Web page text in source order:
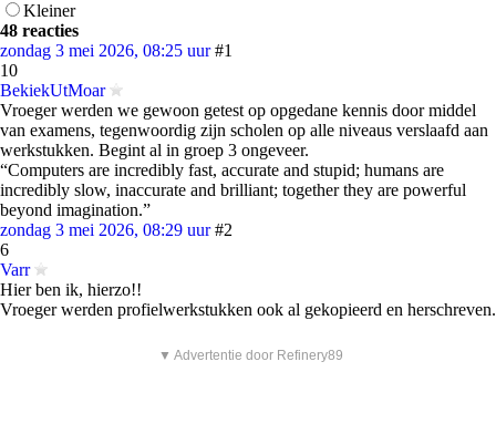
Kleiner
48 reacties
zondag 3 mei 2026, 08:25 uur #1
10
BekiekUtMoar
Vroeger werden we gewoon getest op opgedane kennis door middel
van examens, tegenwoordig zijn scholen op alle niveaus verslaafd aan
werkstukken. Begint al in groep 3 ongeveer.
“Computers are incredibly fast, accurate and stupid; humans are
incredibly slow, inaccurate and brilliant; together they are powerful
beyond imagination.”
zondag 3 mei 2026, 08:29 uur #2
6
Varr
Hier ben ik, hierzo!!
Vroeger werden profielwerkstukken ook al gekopieerd en herschreven.
▼ Advertentie door Refinery89